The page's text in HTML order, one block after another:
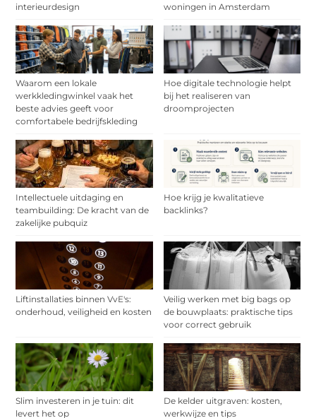
interieurdesign
woningen in Amsterdam
Waarom een lokale
werkkledingwinkel vaak het
beste advies geeft voor
comfortabele bedrijfskleding
Hoe digitale technologie helpt
bij het realiseren van
droomprojecten
Intellectuele uitdaging en
teambuilding: De kracht van de
zakelijke pubquiz
Hoe krijg je kwalitatieve
backlinks?
Liftinstallaties binnen VvE's:
onderhoud, veiligheid en kosten
Veilig werken met big bags op
de bouwplaats: praktische tips
voor correct gebruik
Slim investeren in je tuin: dit
levert het op
De kelder uitgraven: kosten,
werkwijze en tips